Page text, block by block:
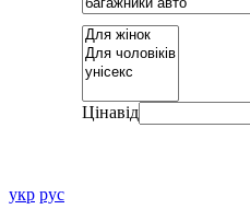
Цінавід
укр рус